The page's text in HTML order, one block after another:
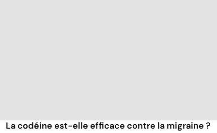
La codéine est-elle efficace contre la migraine ?